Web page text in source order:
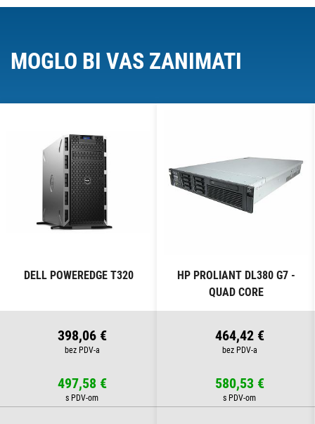
MOGLO BI VAS ZANIMATI
DELL POWEREDGE T320
398,06 €
497,58 €
HP PROLIANT DL380 G7 -
QUAD CORE
464,42 €
580,53 €